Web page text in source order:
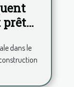
prêt
dans le